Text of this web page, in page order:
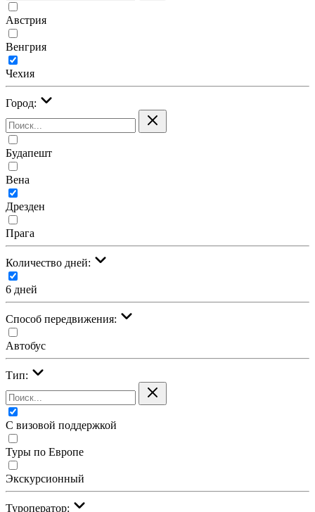
Австрия
Венгрия
Чехия
Город:
Будапешт
Вена
Дрезден
Прага
Количество дней:
6 дней
Cпособ передвижения:
Автобус
Тип:
С визовой поддержкой
Туры по Европе
Экскурсионный
Туроператор: